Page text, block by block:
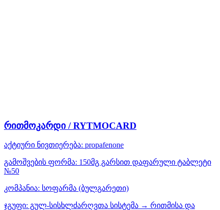
რითმოკარდი / RYTMOCARD
აქტიური ნივთიერება: propafenone
გამოშვების ფორმა: 150მგ გარსით დაფარული ტაბლეტი
№50
კომპანია: სოფარმა (ბულგარეთი)
ჯგუფი: გულ-სისხლძარღვთა სისტემა → რითმისა და